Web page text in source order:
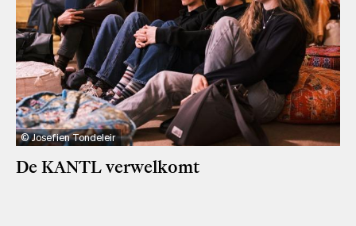
Josefien Tondeleir
De KANTL verwelkomt